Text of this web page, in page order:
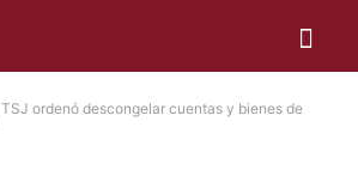
TSJ ordenó descongelar cuentas y bienes de